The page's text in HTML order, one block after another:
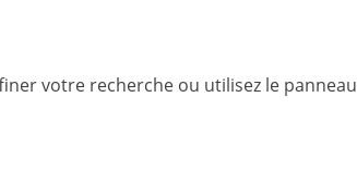
votre recherche ou utilisez le